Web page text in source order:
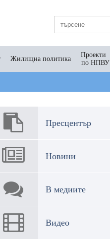
Жилищна политика
Проекти
по НПВУ
Пресцентър
Новини
В медиите
Видео